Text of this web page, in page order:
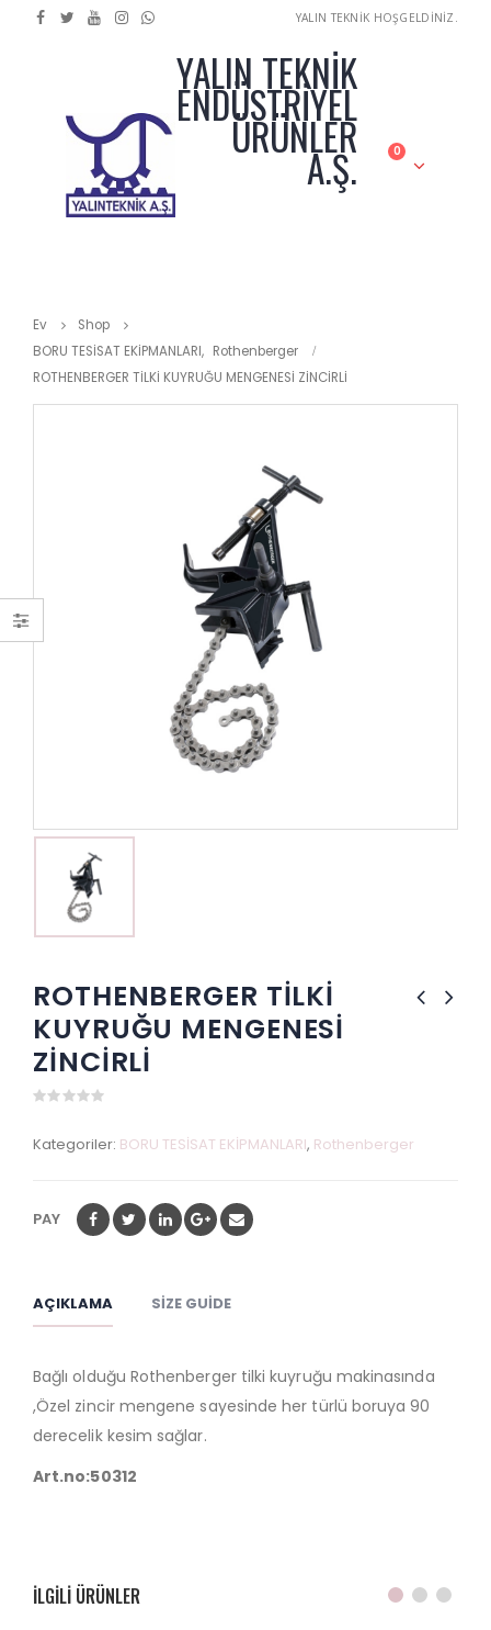
YALIN TEKNİK HOŞGELDİNİZ.
YALIN TEKNİK
ENDÜSTRİYEL
ÜRÜNLER
A.Ş. 0
Ev
Shop
BORU TESİSAT EKİPMANLARI, Rothenberger
ROTHENBERGER TİLKİ KUYRUĞU MENGENESİ ZİNCİRLİ
ROTHENBERGER TİLKİ
KUYRUĞU MENGENESİ
ZİNCİRLİ
of
Kategoriler: BORU TESİSAT EKİPMANLARI, Rothenberger
PAY
AÇIKLAMA SIZE GUIDE
Bağlı olduğu Rothenberger tilki kuyruğu makinasında
,Özel zincir mengene sayesinde her türlü boruya 90
derecelik kesim sağlar.
Art.no:50312
ILGILI ÜRÜNLER